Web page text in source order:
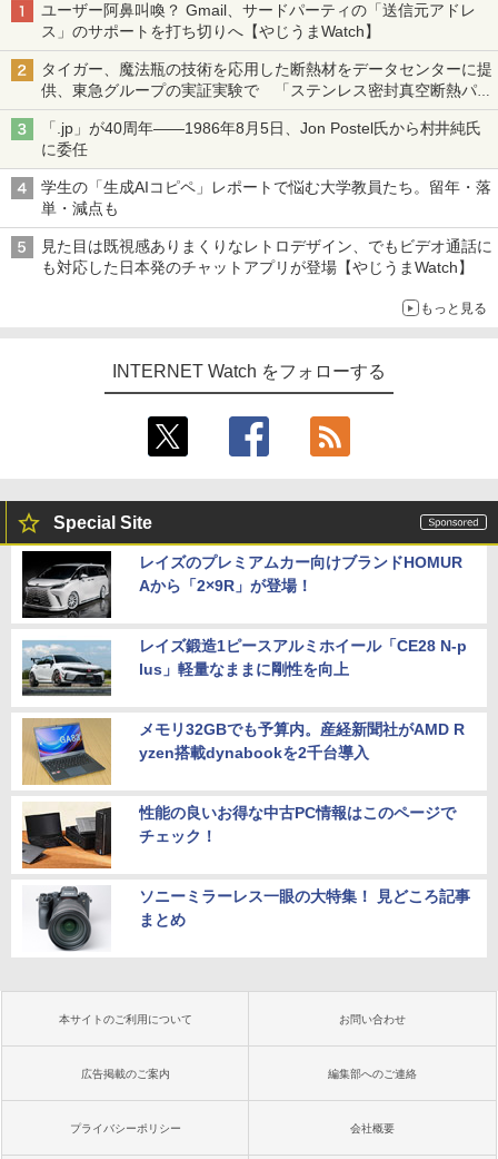
ユーザー阿鼻叫喚？ Gmail、サードパーティの「送信元アドレ
ス」のサポートを打ち切りへ【やじうまWatch】
タイガー、魔法瓶の技術を応用した断熱材をデータセンターに提
供、東急グループの実証実験で 「ステンレス密封真空断熱パネ
ル TIVIP」
「.jp」が40周年――1986年8月5日、Jon Postel氏から村井純氏
に委任
学生の「生成AIコピペ」レポートで悩む大学教員たち。留年・落
単・減点も
見た目は既視感ありまくりなレトロデザイン、でもビデオ通話に
も対応した日本発のチャットアプリが登場【やじうまWatch】
もっと見る
INTERNET Watch をフォローする
Special Site
レイズのプレミアムカー向けブランドHOMUR
Aから「2×9R」が登場！
レイズ鍛造1ピースアルミホイール「CE28 N-p
lus」軽量なままに剛性を向上
メモリ32GBでも予算内。産経新聞社がAMD R
yzen搭載dynabookを2千台導入
性能の良いお得な中古PC情報はこのページで
チェック！
ソニーミラーレス一眼の大特集！ 見どころ記事
まとめ
本サイトのご利用について お問い合わせ
広告掲載のご案内 編集部へのご連絡
プライバシーポリシー 会社概要